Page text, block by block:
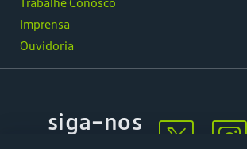
Ouvidoria
Imprensa
siga-nos